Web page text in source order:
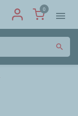
0
menu
search